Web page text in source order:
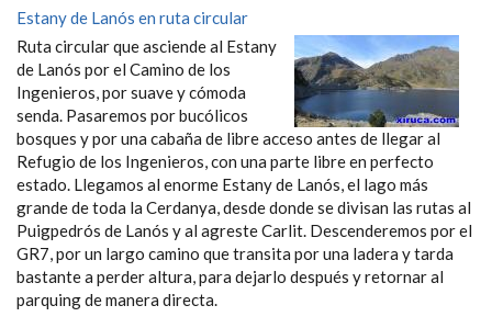
Estany de Lanós en ruta circular
Ruta circular que asciende al Estany
de Lanós por el Camino de los
Ingenieros, por suave y cómoda
senda. Pasaremos por bucólicos
bosques y por una cabaña de libre acceso antes de llegar al
Refugio de los Ingenieros, con una parte libre en perfecto
estado. Llegamos al enorme Estany de Lanós, el lago más
grande de toda la Cerdanya, desde donde se divisan las rutas al
Puigpedrós de Lanós y al agreste Carlit. Descenderemos por el
GR7, por un largo camino que transita por una ladera y tarda
bastante a perder altura, para dejarlo después y retornar al
parquing de manera directa.